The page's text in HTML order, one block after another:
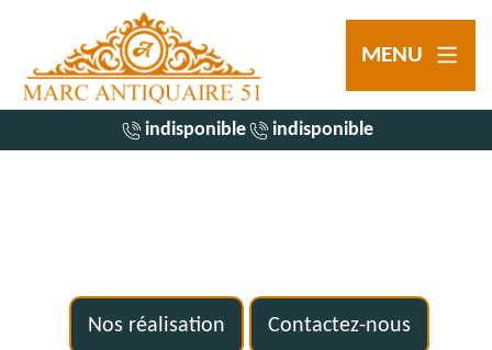
MENU
indisponible indisponible
Nos réalisation Contactez-nous